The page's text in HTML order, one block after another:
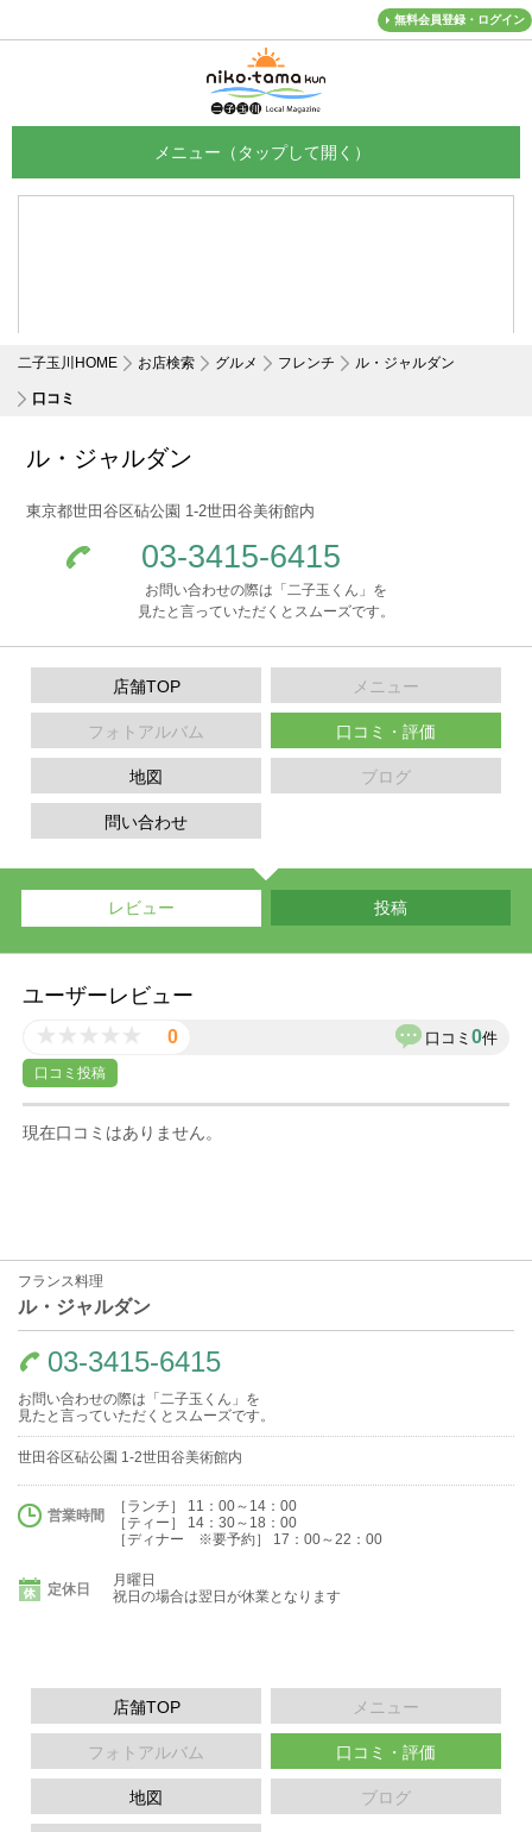
無料会員登録・ログイン
二子玉川HOME お店検索 グルメ フレンチ ル・ジャルダン
口コミ
ル・ジャルダン
東京都世田谷区砧公園 1-2世田谷美術館内
03-3415-6415
お問い合わせの際は「二子玉くん」を
見たと言っていただくとスムーズです。
店舗TOP メニュー
フォトアルバム 口コミ・評価
地図 ブログ
問い合わせ
レビュー 投稿
ユーザーレビュー
0 口コミ 0件
口コミ投稿
現在口コミはありません。
フランス料理
ル・ジャルダン
03-3415-6415
お問い合わせの際は「二子玉くん」を
見たと言っていただくとスムーズです。
世田谷区砧公園 1-2世田谷美術館内
営業時間
［ランチ］ 11：00～14：00
［ティー］ 14：30～18：00
［ディナー ※要予約］ 17：00～22：00
定休日
月曜日
祝日の場合は翌日が休業となります
店舗TOP メニュー
フォトアルバム 口コミ・評価
地図 ブログ
メニュー